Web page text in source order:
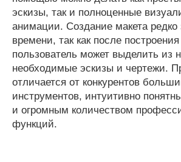
эскизы, так и полноценные
анимации. Создание макета редко
времени, так как после
пользователь может выделить из
необходимые эскизы и чертежи.
отличается от конкурентов
инструментов, интуитивно
и огромным количеством
функций.